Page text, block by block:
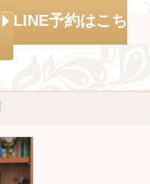
LINE予約はこち